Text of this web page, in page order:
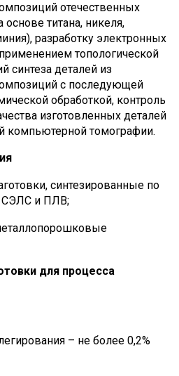
отечественных
титана, никеля,
разработку электронных
топологической
синтеза деталей из
с последующей
обработкой, контроль
изготовленных деталей
компьютерной томографии.
синтезированные по
СЭЛС и ПЛВ;
для процесса
– не более 0,2%